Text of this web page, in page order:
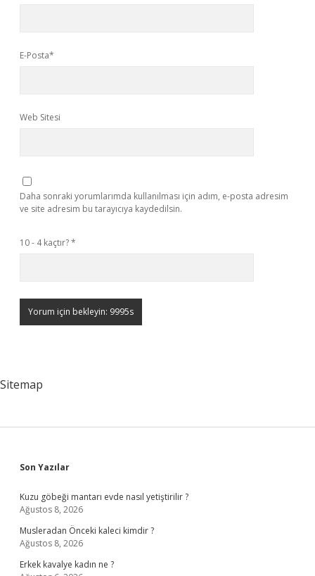
E-Posta*
Web Sitesi
Daha sonraki yorumlarımda kullanılması için adım, e-posta adresim
ve site adresim bu tarayıcıya kaydedilsin.
10 - 4 kaçtır?*
Sitemap
Sidebar
Son Yazılar
Kuzu göbeği mantarı evde nasıl yetiştirilir ?
Ağustos 8, 2026
Musleradan Önceki kaleci kimdir ?
Ağustos 8, 2026
Erkek kavalye kadın ne ?